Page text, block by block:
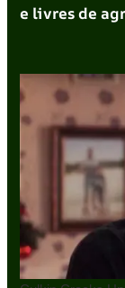
e livres de